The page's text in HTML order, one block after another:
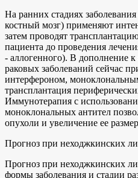
На ранних стадиях
костный мозг) применяют
затем проводят
пациента до проведения
- аллогенного). В дополнение
раковых заболеваний сейчас
интерфероном,
трансплантация
Иммунотерапия с
моноклональных антител
опухоли и увеличение ее
Прогноз при неходжкинских
Прогноз при неходжкинских
формы заболевания и стадии